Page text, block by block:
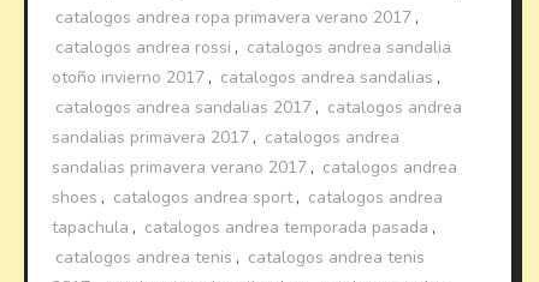
catalogos andrea ropa primavera verano 2017 ,
catalogos andrea rossi , catalogos andrea sandalia
otoño invierno 2017 , catalogos andrea sandalias ,
catalogos andrea sandalias 2017 , catalogos andrea
sandalias primavera 2017 , catalogos andrea
sandalias primavera verano 2017 , catalogos andrea
shoes , catalogos andrea sport, catalogos andrea
tapachula , catalogos andrea temporada pasada ,
catalogos andrea tenis , catalogos andrea tenis